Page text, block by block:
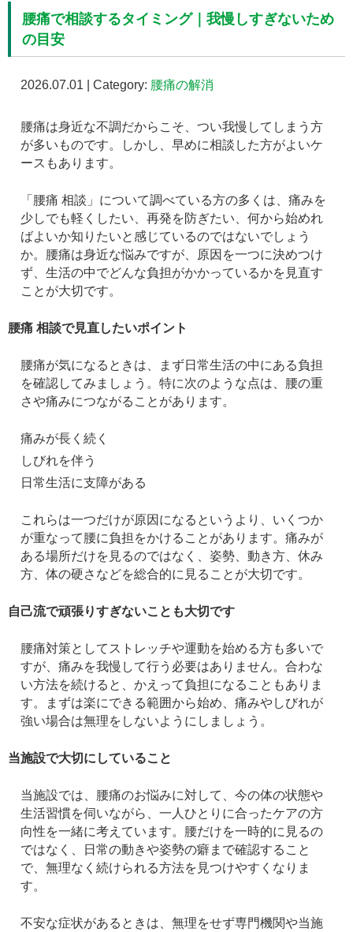
腰痛で相談するタイミング｜我慢しすぎないため
の目安
2026.07.01 | Category: 腰痛の解消
腰痛は身近な不調だからこそ、つい我慢してしまう方
が多いものです。しかし、早めに相談した方がよいケ
ースもあります。
「腰痛 相談」について調べている方の多くは、痛みを
少しでも軽くしたい、再発を防ぎたい、何から始めれ
ばよいか知りたいと感じているのではないでしょう
か。腰痛は身近な悩みですが、原因を一つに決めつけ
ず、生活の中でどんな負担がかかっているかを見直す
ことが大切です。
腰痛 相談で見直したいポイント
腰痛が気になるときは、まず日常生活の中にある負担
を確認してみましょう。特に次のような点は、腰の重
さや痛みにつながることがあります。
痛みが長く続く
しびれを伴う
日常生活に支障がある
これらは一つだけが原因になるというより、いくつか
が重なって腰に負担をかけることがあります。痛みが
ある場所だけを見るのではなく、姿勢、動き方、休み
方、体の硬さなどを総合的に見ることが大切です。
自己流で頑張りすぎないことも大切です
腰痛対策としてストレッチや運動を始める方も多いで
すが、痛みを我慢して行う必要はありません。合わな
い方法を続けると、かえって負担になることもありま
す。まずは楽にできる範囲から始め、痛みやしびれが
強い場合は無理をしないようにしましょう。
当施設で大切にしていること
当施設では、腰痛のお悩みに対して、今の体の状態や
生活習慣を伺いながら、一人ひとりに合ったケアの方
向性を一緒に考えています。腰だけを一時的に見るの
ではなく、日常の動きや姿勢の癖まで確認すること
で、無理なく続けられる方法を見つけやすくなりま
す。
不安な症状があるときは、無理をせず専門機関や当施